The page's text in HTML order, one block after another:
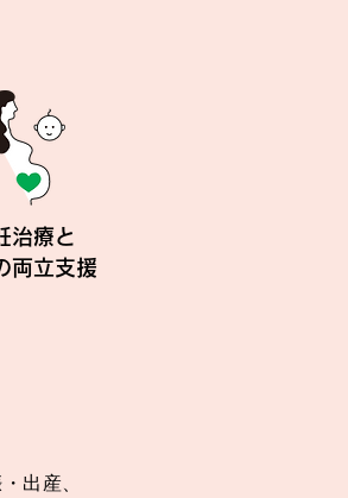
治療と
両立支援
出産、